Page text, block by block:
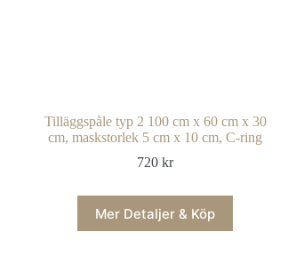
Tilläggspåle typ 2 100 cm x 60 cm x 30
cm, maskstorlek 5 cm x 10 cm, C-ring
720kr
Mer Detaljer & Köp